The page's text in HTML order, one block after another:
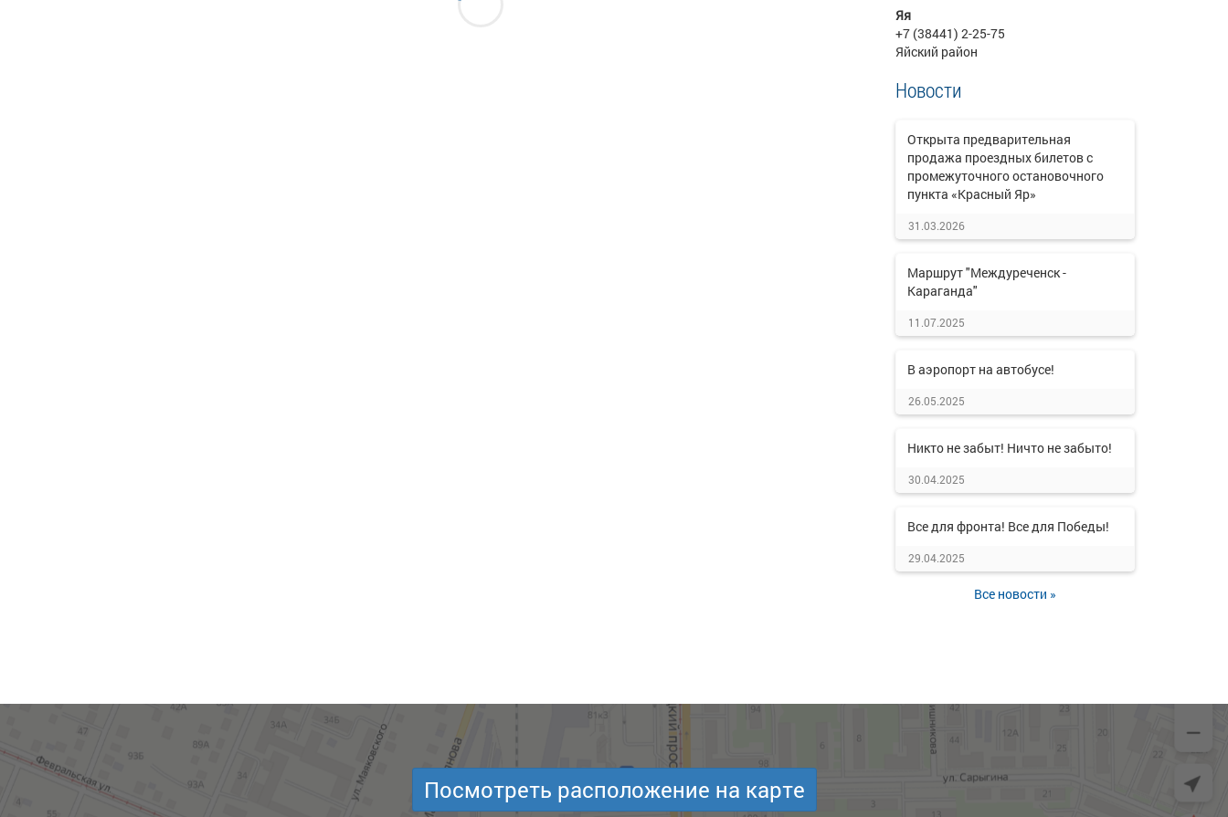
Яя
+7 (38441) 2-25-75
Яйский район
Новости
Открыта предварительная
продажа проездных билетов с
промежуточного остановочного
пункта «Красный Яр»
31.03.2026
Маршрут "Междуреченск -
Караганда"
11.07.2025
В аэропорт на автобусе!
26.05.2025
Никто не забыт! Ничто не забыто!
30.04.2025
Все для фронта! Все для Победы!
29.04.2025
Все новости »
Посмотреть расположение на карте